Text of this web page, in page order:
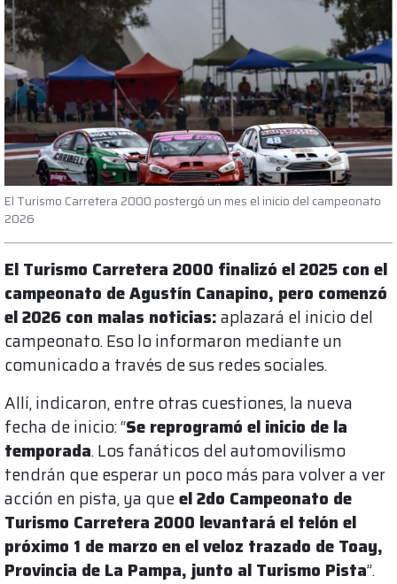
El Turismo Carretera 2000 postergó un mes el inicio del campeonato
2026
El Turismo Carretera 2000 finalizó el 2025 con el
campeonato de Agustín Canapino, pero comenzó
el 2026 con malas noticias:aplazará el inicio del
campeonato. Eso lo informaron mediante un
comunicado a través de sus redes sociales.
Allí, indicaron, entre otras cuestiones, la nueva
fecha de inicio: “Se reprogramó el inicio de la
temporada. Los fanáticos del automovilismo
tendrán que esperar un poco más para volver a ver
acción en pista, ya queel 2do Campeonato de
Turismo Carretera 2000 levantará el telón el
próximo 1 de marzo en el veloz trazado de Toay,
Provincia de La Pampa, junto al Turismo Pista”.